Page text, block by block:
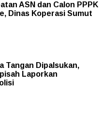
ASN dan Calon PPPK
Dinas Koperasi Sumut
Tangan Dipalsukan,
Laporkan